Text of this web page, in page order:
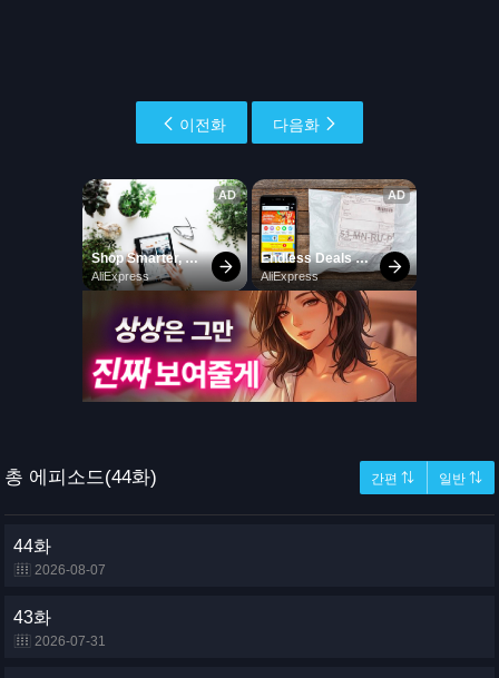
이전화 다음화
총 에피소드(44화) 간편 ⇅ 일반 ⇅
44화
2026-08-07
43화
2026-07-31